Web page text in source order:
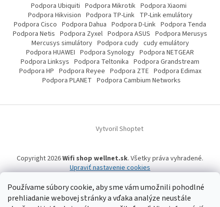
Používame súbory cookie, aby sme vám umožnili pohodlné
prehliadanie webovej stránky a vďaka analýze neustále
Podpora Ubiquiti Podpora Mikrotik Podpora Xiaomi
Podpora Hikvision Podpora TP-Link TP-Link emulátory
Podpora Cisco Podpora Dahua Podpora D-Link Podpora Tenda
Podpora Netis Podpora Zyxel Podpora ASUS Podpora Merusys
Mercusys simulátory Podpora cudy cudy emulátory
Podpora HUAWEI Podpora Synology Podpora NETGEAR
Podpora Linksys Podpora Teltonika Podpora Grandstream
Podpora HP Podpora Reyee Podpora ZTE Podpora Edimax
Podpora PLANET Podpora Cambium Networks
Vytvoril Shoptet
Copyright 2026Wifi shop wellnet.sk. Všetky práva vyhradené.
Upraviť nastavenie cookies
Wifi shop wellnet.sk prevádzkuje spoločnosť WELLNET, s.r.o.,IČO: 36484610,